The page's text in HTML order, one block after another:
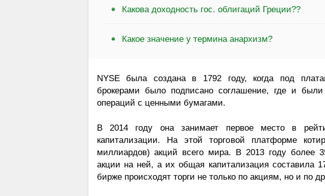
Какова доходность гос. облигаций Греции??
Какое значение у термина анархизм?
NYSE была создана в 1792 году, когда под
брокерами было подписано соглашение, где и
операций с ценными бумагами.
В 2014 году она занимает первое место в
капитализации. На этой торговой платформе
миллиардов) акций всего мира. В 2013 году более
акции на ней, а их общая капитализация составила
бирже происходят торги не только по акциям, но и по